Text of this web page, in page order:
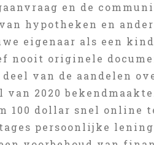
en de
hypotheken en
eigenaar als een
nooit originele
van de aandelen
2020
100 dollar snel online
persoonlijke